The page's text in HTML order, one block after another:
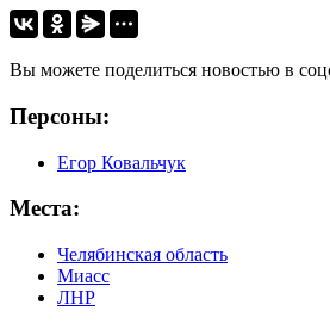
Вы можете поделиться новостью в
Персоны:
Егор Ковальчук
Места:
Челябинская область
Миасс
ЛНР